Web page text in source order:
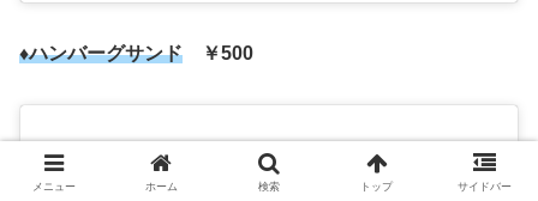
♦ハンバーグサンド ￥500
メニュー ホーム 検索 トップ サイドバー